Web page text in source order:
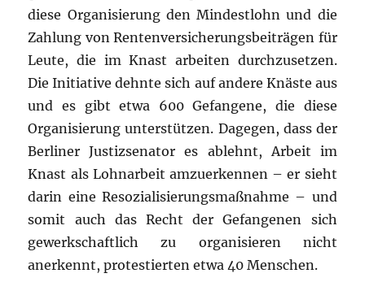
diese Organisierung den Mindestlohn und die
Zahlung von Rentenversicherungsbeiträgen für
Leute, die im Knast arbeiten durchzusetzen.
Die Initiative dehnte sich auf andere Knäste aus
und es gibt etwa 600 Gefangene, die diese
Organisierung unterstützen. Dagegen, dass der
Berliner Justizsenator es ablehnt, Arbeit im
Knast als Lohnarbeit amzuerkennen – er sieht
darin eine Resozialisierungsmaßnahme – und
somit auch das Recht der Gefangenen sich
gewerkschaftlich zu organisieren nicht
anerkennt, protestierten etwa 40 Menschen.